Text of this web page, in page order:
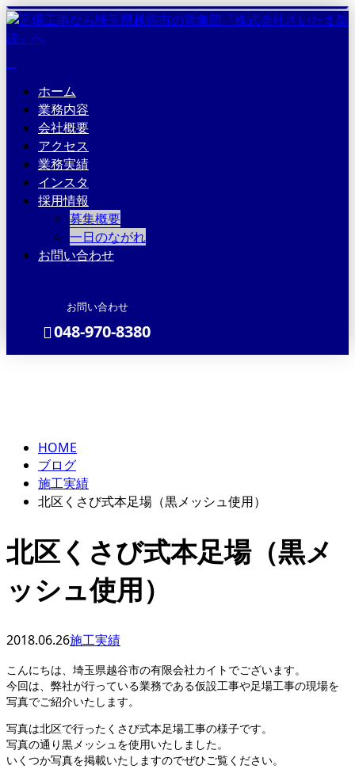
ホーム
業務内容
会社概要
アクセス
業務実績
インスタ
採用情報
募集概要
一日のながれ
お問い合わせ
お問い合わせ
048-970-8380
HOME
ブログ
施工実績
北区くさび式本足場（黒メッシュ使用）
北区くさび式本足場（黒メ
ッシュ使用）
2018.06.26施工実績
こんにちは、埼玉県越谷市の有限会社カイトでございます。
今回は、弊社が行っている業務である仮設工事や足場工事の現場を
写真でご紹介いたします。
写真は北区で行ったくさび式本足場工事の様子です。
写真の通り黒メッシュを使用いたしました。
いくつか写真を掲載いたしますのでぜひご覧ください。